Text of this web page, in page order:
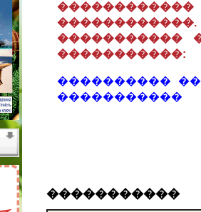
������������.
�����������
�����������:
����������
�����������
�����������